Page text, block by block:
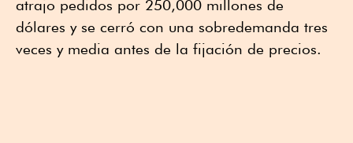
atrajo pedidos por 250,000 millones de
dólares y se cerró con una sobredemanda tres
veces y media antes de la fijación de precios.